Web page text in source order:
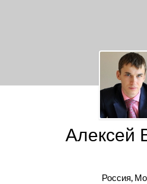
Алексей
Россия,